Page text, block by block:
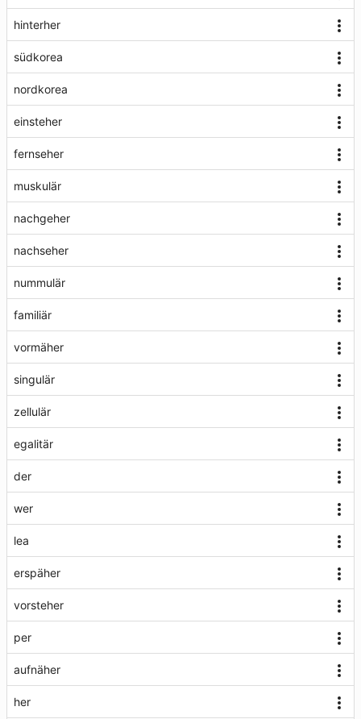
hinterher
südkorea
nordkorea
einsteher
fernseher
muskulär
nachgeher
nachseher
nummulär
familiär
vormäher
singulär
zellulär
egalitär
der
wer
lea
erspäher
vorsteher
per
aufnäher
her